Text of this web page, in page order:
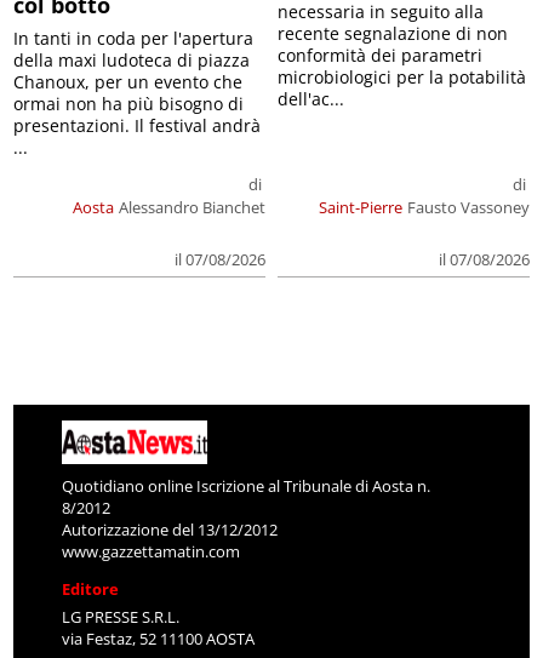
Aosta
di
Alessandro Bianchet
il 07/08/2026
In tanti in coda per l'apertura
della maxi ludoteca di piazza
Chanoux, per un evento che
ormai non ha più bisogno di
presentazioni. Il festival andrà
...
Saint-Pierre
di
Fausto Vassoney
il 07/08/2026
necessaria in seguito alla
recente segnalazione di non
conformità dei parametri
microbiologici per la potabilità
dell'ac...
Quotidiano online Iscrizione al Tribunale di Aosta n.
8/2012
Autorizzazione del 13/12/2012
www.gazzettamatin.com
Editore
LG PRESSE S.R.L.
via Festaz, 52 11100 AOSTA